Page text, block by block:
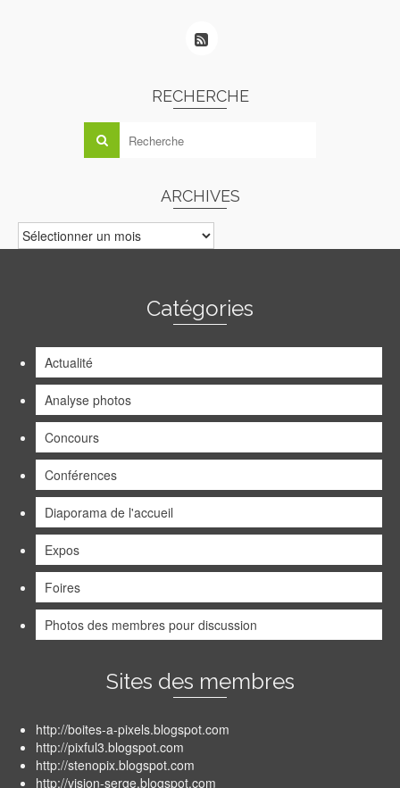
RECHERCHE
ARCHIVES
ARCHIVES
Catégories
Actualité
Analyse photos
Concours
Conférences
Diaporama de l'accueil
Expos
Foires
Photos des membres pour discussion
Sites des membres
http://boites-a-pixels.blogspot.com
http://pixful3.blogspot.com
http://stenopix.blogspot.com
http://vision-serge.blogspot.com